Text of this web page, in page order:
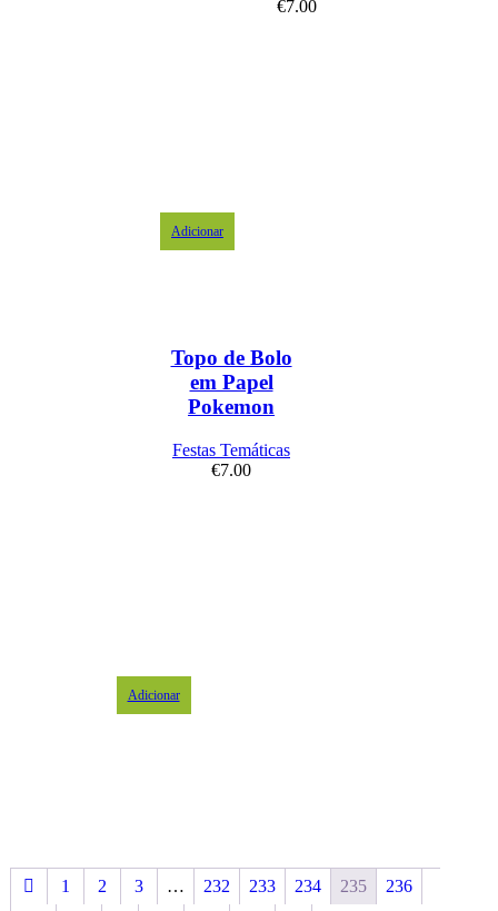
€7.00
Adicionar
Topo de Bolo
em Papel
Pokemon
Festas Temáticas
€7.00
Adicionar
1 2 3 … 232 233 234 235
236